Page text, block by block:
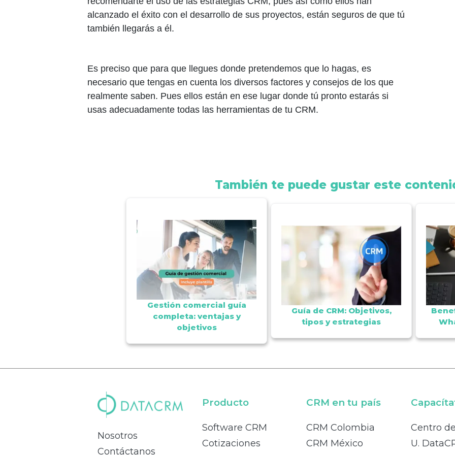
alcanzado el éxito con el desarrollo de sus proyectos, están seguros de que tú
también llegarás a él.
Es preciso que para que llegues donde pretendemos que lo hagas, es
necesario que tengas en cuenta los diversos factores y consejos de los que
realmente saben. Pues ellos están en ese lugar donde tú pronto estarás si
usas adecuadamente todas las herramientas de tu CRM.
También te puede gustar este
Gestión comercial guía
completa: ventajas y
objetivos
Guía de CRM: Objetivos,
tipos y estrategias
Nosotros
Contáctanos
Producto
Software CRM
Cotizaciones
CRM en tu país
CRM Colombia
CRM México
Centro
U.